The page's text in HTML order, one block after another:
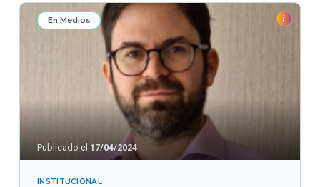
En Medios
Publicado el 17/04/2024
INSTITUCIONAL